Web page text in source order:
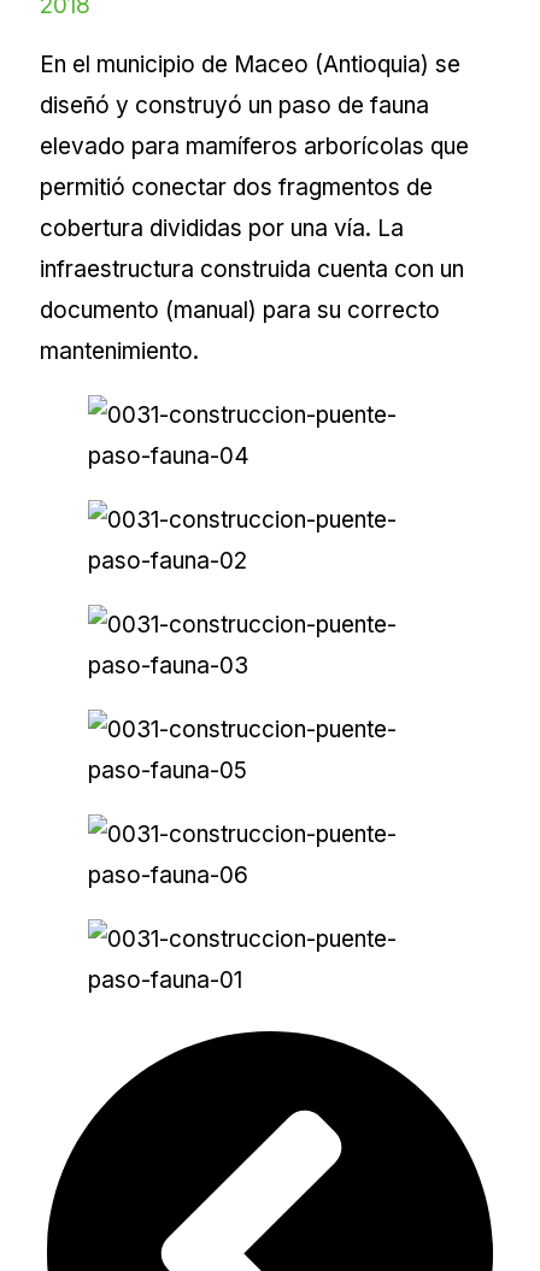
En el municipio de Maceo (Antioquia) se
diseñó y construyó un paso de fauna
elevado para mamíferos arborícolas que
permitió conectar dos fragmentos de
cobertura divididas por una vía. La
infraestructura construida cuenta con un
documento (manual) para su correcto
mantenimiento.